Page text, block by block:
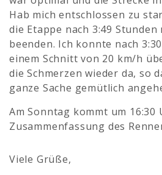
Hab mich entschlossen zu
die Etappe nach 3:49
beenden. Ich konnte nach
einem Schnitt von 20 km/h
die Schmerzen wieder da, so
ganze Sache gemütlich
Am Sonntag kommt um 16:30
Zusammenfassung des
Viele Grüße,